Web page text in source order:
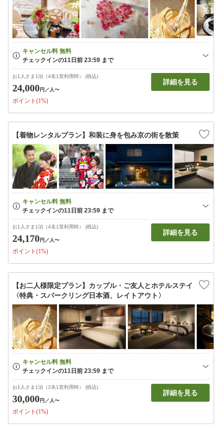
お1人さま1泊（4名1室利用時） (税込)
24,000円 ／人〜
ポイント(1%)
詳細を見る
【着物レンタルプラン】和装に身を包み京の街を散策
お1人さま1泊（4名1室利用時） (税込)
24,170円 ／人〜
ポイント(1%)
詳細を見る
【お二人様限定プラン】カップル・ご友人とホテルステイ
〈特典・スパークリング日本酒、レイトアウト〉
お1人さま1泊（2名1室利用時） (税込)
30,000円 ／人〜
ポイント(1%)
詳細を見る